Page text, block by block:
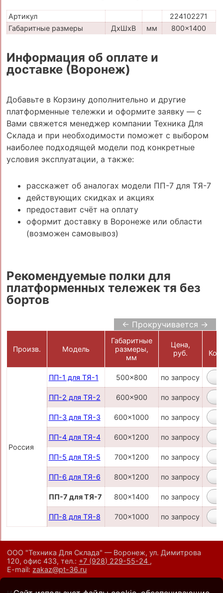
Артикул
224102271
Габаритные размеры
ДхШхВ мм 800x1400
Информация об оплате и
доставке (Воронеж)
Добавьте в Корзину дополнительно и другие
платформенные тележки и оформите заявку — с
Вами свяжется менеджер компании Техника Для
Склада и при необходимости поможет с выбором
наиболее подходящей модели под конкретные
условия эксплуатации, а также:
расскажет об аналогах модели ПП-7 для ТЯ-7
действующих скидках и акциях
предоставит счёт на оплату
оформит доставку в Воронеже или области
(возможен самовывоз)
Рекомендуемые полки для
платформенных тележек тя без
бортов
← Прокручивается →
Произв. Модель
Габаритные
размеры,
мм
Цена,
руб.
Россия
ПП-1 для ТЯ-1 500x800 по запросу
ПП-2 для ТЯ-2 600x900 по запросу
ПП-3 для ТЯ-3 600x1000 по запросу
ПП-4 для ТЯ-4 600x1200 по запросу
ПП-5 для ТЯ-5 700x1200 по запросу
ПП-6 для ТЯ-6 800x1200 по запросу
ПП-7 для ТЯ-7 800x1400 по запросу
ПП-8 для ТЯ-8 700x1000 по запросу
ООО "Техника Для Склада" — Воронеж, ул. Димитрова
120, офис 433,тел.: +7 (928) 229-55-24 ,
E-mail: zakaz@pt-36.ru